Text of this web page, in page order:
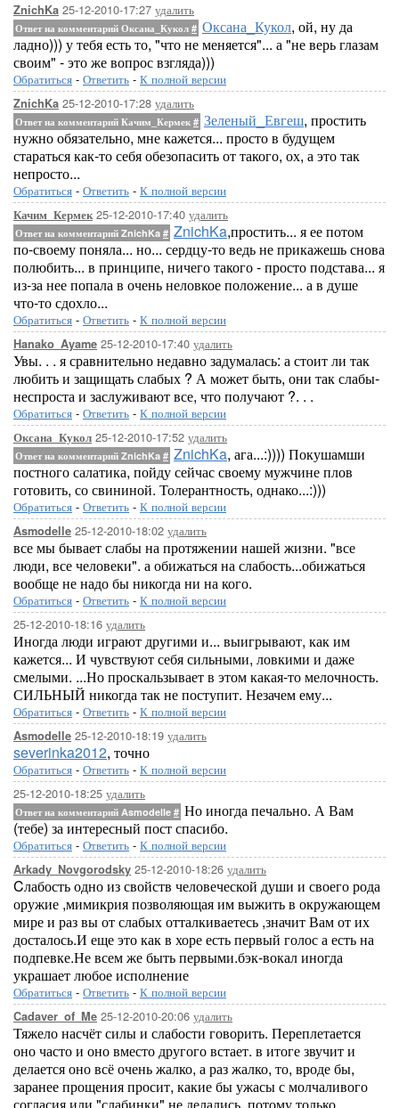
ZnichKa 25-12-2010-17:27 удалить
Ответ на комментарий Оксана_Кукол # Оксана_Кукол, ой, ну да
ладно))) у тебя есть то, "что не меняется"... а "не верь глазам
своим" - это же вопрос взгляда)))
Обратиться - Ответить - К полной версии
ZnichKa 25-12-2010-17:28 удалить
Ответ на комментарий Качим_Кермек # Зеленый_Евгеш, простить
нужно обязательно, мне кажется... просто в будущем
стараться как-то себя обезопасить от такого, ох, а это так
непросто...
Обратиться - Ответить - К полной версии
Качим_Кермек25-12-2010-17:40 удалить
Ответ на комментарий ZnichKa # ZnichKa,простить... я ее потом
по-своему поняла... но... сердцу-то ведь не прикажешь снова
полюбить... в принципе, ничего такого - просто подстава... я
из-за нее попала в очень неловкое положение... а в душе
что-то сдохло...
Обратиться - Ответить - К полной версии
Hanako_Ayame 25-12-2010-17:40 удалить
Увы. . . я сравнительно недавно задумалась: а стоит ли так
любить и защищать слабых ? А может быть, они так слабы-
неспроста и заслуживают все, что получают ?. . .
Обратиться - Ответить - К полной версии
Оксана_Кукол 25-12-2010-17:52 удалить
Ответ на комментарий ZnichKa # ZnichKa, ага...:)))) Покушамши
постного салатика, пойду сейчас своему мужчине плов
готовить, со свининой. Толерантность, однако...:)))
Обратиться - Ответить - К полной версии
Asmodelle 25-12-2010-18:02 удалить
все мы бывает слабы на протяжении нашей жизни. "все
люди, все человеки". а обижаться на слабость...обижаться
вообще не надо бы никогда ни на кого.
Обратиться - Ответить - К полной версии
25-12-2010-18:16 удалить
Иногда люди играют другими и... выигрывают, как им
кажется... И чувствуют себя сильными, ловкими и даже
смелыми. ...Но проскальзывает в этом какая-то мелочность.
СИЛЬНЫЙ никогда так не поступит. Незачем ему...
Обратиться - Ответить - К полной версии
Asmodelle 25-12-2010-18:19 удалить
severinka2012, точно
Обратиться - Ответить - К полной версии
25-12-2010-18:25 удалить
Ответ на комментарий Asmodelle # Но иногда печально. А Вам
(тебе) за интересный пост спасибо.
Обратиться - Ответить - К полной версии
Arkady_Novgorodsky 25-12-2010-18:26 удалить
Cлабость одно из свойств человеческой души и своего рода
оружие ,мимикрия позволяющая им выжить в окружающем
мире и раз вы от слабых отталкиваетесь ,значит Вам от их
досталось.И еще это как в хоре есть первый голос а есть на
подпевке.Не всем же быть первыми.бэк-вокал иногда
украшает любое исполнение
Обратиться - Ответить - К полной версии
Cadaver_of_Me 25-12-2010-20:06 удалить
Тяжело насчёт силы и слабости говорить. Переплетается
оно часто и оно вместо другого встает. в итоге звучит и
делается оно всё очень жалко, а раз жалко, то, вроде бы,
заранее прощения просит, какие бы ужасы с молчаливого